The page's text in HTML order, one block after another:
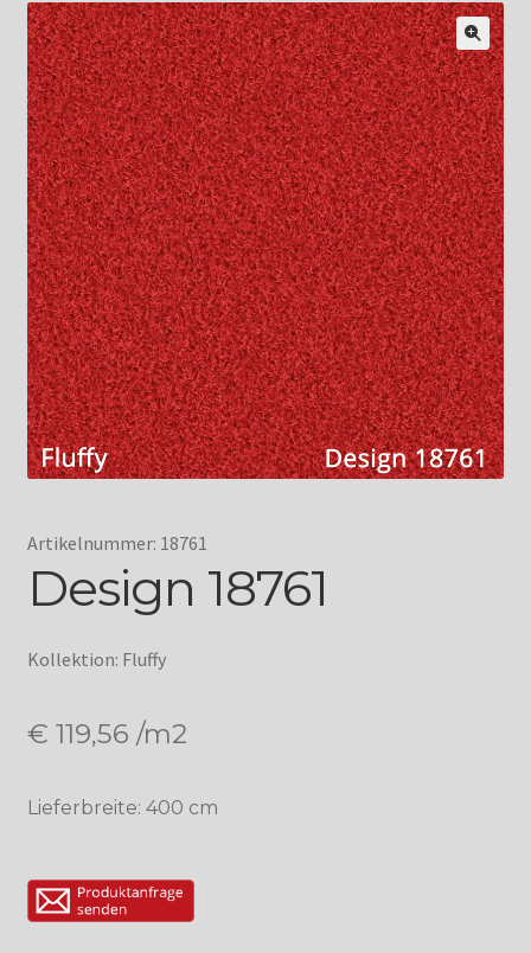
Artikelnummer: 18761
Design 18761
Kollektion: Fluffy
€ 119,56 /m2
Lieferbreite: 400 cm